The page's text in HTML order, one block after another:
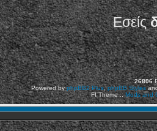
Εσείς
26806
Powered byphpBB2 Plus,phpBB Styles
FI Theme ::Mods and